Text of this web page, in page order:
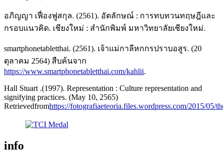
อภิญญา เฟื่องฟูสกุล. (2561). อัตลักษณ์ : การทบทวนทฤษฎีและ
กรอบแนวคิด. เชียงใหม่ : สำนักพิมพ์ มหาวิทยาลัยเชียงใหม่.
smartphonetabletthai. (2561). เจ้าแม่กาลีหกกรปราบอสูร. (20
ตุลาคม 2564) สืบค้นจาก
https://www.smartphonetabletthai.com/kahlii.
Hall Stuart .(1997). Representation : Culture representation and
signifying practices. (May 10, 2565)
Retrievedfromhttps://fotografiaeteoria.files.wordpress.com/2015/05/
info